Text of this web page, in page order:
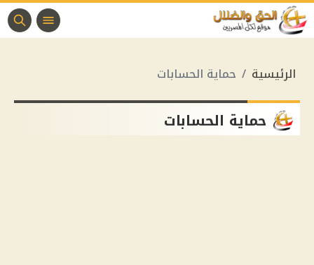
الرئيسية حماية الحسابات
حماية الحسابات